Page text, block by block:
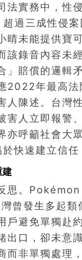
法實務中，性
過三成性侵案
晴未能提供寶
該錄音內容未
賠償的邏輯
2022年最高
人陳述。台
害人立即報警
亦呼籲社會大
快速建立信任
建
思。
曾發生多起
戶避免單獨赴
出口，卻未意
而非單獨處理